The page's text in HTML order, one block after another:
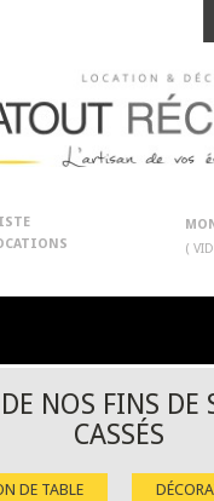
(
NOS FINS DE
CASSÉS
DE TABLE